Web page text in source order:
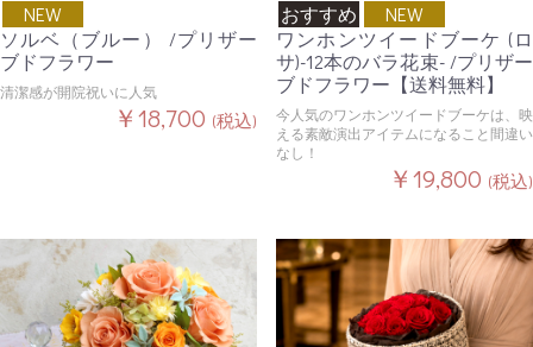
NEW
ソルベ（ブルー） /プリザー
ブドフラワー
清潔感が開院祝いに人気
￥18,700 (税込)
おすすめ
NEW
ワンホンツイードブーケ (ロ
サ)-12本のバラ花束- /プリザー
ブドフラワー【送料無料】
今人気のワンホンツイードブーケは、映
える素敵演出アイテムになること間違い
なし！
￥19,800 (税込)